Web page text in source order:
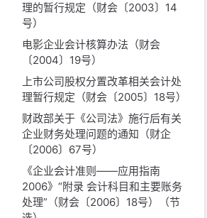
理的暂行规定（财会〔2003〕14
号）
电影企业会计核算办法（财会
〔2004〕19号）
上市公司股权分置改革相关会计处
理暂行规定（财会〔2005〕18号）
财政部关于《公司法》施行后有关
企业财务处理问题的通知（财企
〔2006〕67号）
《企业会计准则——应用指南
2006》“附录 会计科目和主要账务
处理”（财会〔2006〕18号）（节